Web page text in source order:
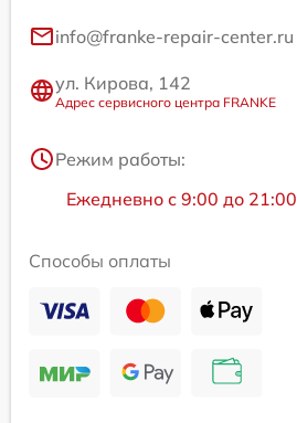
info@franke-repair-center.ru
ул. Кирова, 142
Адрес сервисного центра FRANKE
Режим работы:
Ежедневно с 9:00 до 21:00
Способы оплаты